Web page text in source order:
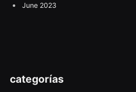
June 2023
categorías